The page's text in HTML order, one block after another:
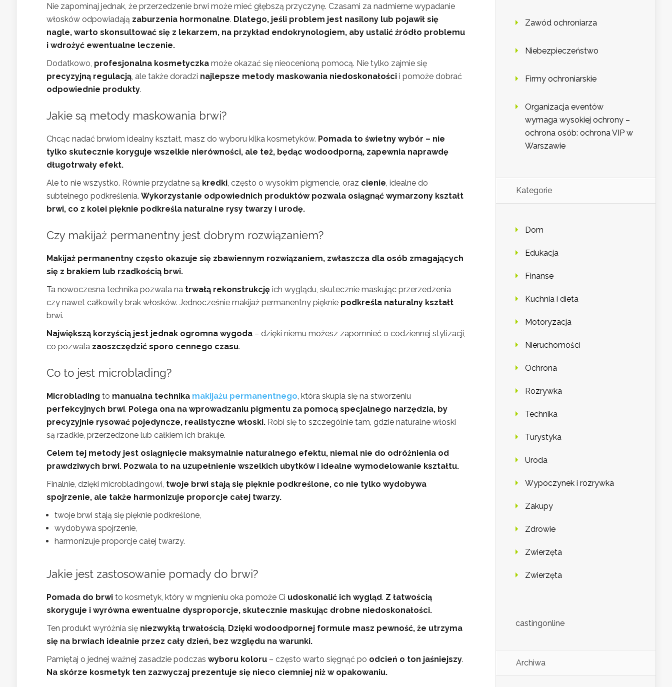
Nie zapominaj jednak, że przerzedzenie brwi może mieć głębszą przyczynę. Czasami za nadmierne wypadanie
włosków odpowiadają zaburzenia hormonalne. Dlatego, jeśli problem jest nasilony lub pojawił się
nagle, warto skonsultować się z lekarzem, na przykład endokrynologiem, aby ustalić źródło problemu
i wdrożyć ewentualne leczenie.
Dodatkowo, profesjonalna kosmetyczka może okazać się nieocenioną pomocą. Nie tylko zajmie się
precyzyjną regulacją, ale także doradzi najlepsze metody maskowania niedoskonałości i pomoże dobrać
odpowiednie produkty.
Jakie są metody maskowania brwi?
Chcąc nadać brwiom idealny kształt, masz do wyboru kilka kosmetyków. Pomada to świetny wybór – nie
tylko skutecznie koryguje wszelkie nierówności, ale też, będąc wodoodporną, zapewnia naprawdę
długotrwały efekt.
Ale to nie wszystko. Równie przydatne są kredki, często o wysokim pigmencie, oraz cienie, idealne do
subtelnego podkreślenia. Wykorzystanie odpowiednich produktów pozwala osiągnąć wymarzony kształt
brwi, co z kolei pięknie podkreśla naturalne rysy twarzy i urodę.
Czy makijaż permanentny jest dobrym rozwiązaniem?
Makijaż permanentny często okazuje się zbawiennym rozwiązaniem, zwłaszcza dla osób zmagających
się z brakiem lub rzadkością brwi.
Ta nowoczesna technika pozwala na trwałą rekonstrukcję ich wyglądu, skutecznie maskując przerzedzenia
czy nawet całkowity brak włosków. Jednocześnie makijaż permanentny pięknie podkreśla naturalny kształt
brwi.
Największą korzyścią jest jednak ogromna wygoda – dzięki niemu możesz zapomnieć o codziennej stylizacji,
co pozwala zaoszczędzić sporo cennego czasu.
Co to jest microblading?
Microblading to manualna technika makijażu permanentnego, która skupia się na stworzeniu
perfekcyjnych brwi. Polega ona na wprowadzaniu pigmentu za pomocą specjalnego narzędzia, by
precyzyjnie rysować pojedyncze, realistyczne włoski. Robi się to szczególnie tam, gdzie naturalne włoski
są rzadkie, przerzedzone lub całkiem ich brakuje.
Celem tej metody jest osiągnięcie maksymalnie naturalnego efektu, niemal nie do odróżnienia od
prawdziwych brwi. Pozwala to na uzupełnienie wszelkich ubytków i idealne wymodelowanie kształtu.
Finalnie, dzięki microbladingowi, twoje brwi stają się pięknie podkreślone, co nie tylko wydobywa
spojrzenie, ale także harmonizuje proporcje całej twarzy.
twoje brwi stają się pięknie podkreślone,
wydobywa spojrzenie,
harmonizuje proporcje całej twarzy.
Jakie jest zastosowanie pomady do brwi?
Pomada do brwi to kosmetyk, który w mgnieniu oka pomoże Ci udoskonalić ich wygląd. Z łatwością
skoryguje i wyrówna ewentualne dysproporcje, skutecznie maskując drobne niedoskonałości.
Ten produkt wyróżnia się niezwykłą trwałością. Dzięki wodoodpornej formule masz pewność, że utrzyma
się na brwiach idealnie przez cały dzień, bez względu na warunki.
Pamiętaj o jednej ważnej zasadzie podczas wyboru koloru – często warto sięgnąć po odcień o ton jaśniejszy.
Na skórze kosmetyk ten zazwyczaj prezentuje się nieco ciemniej niż w opakowaniu.
Zawód ochroniarza
Niebezpieczeństwo
Firmy ochroniarskie
Organizacja eventów
wymaga wysokiej ochrony –
ochrona osób: ochrona VIP w
Warszawie
Kategorie
Dom
Edukacja
Finanse
Kuchnia i dieta
Motoryzacja
Nieruchomości
Ochrona
Rozrywka
Technika
Turystyka
Uroda
Wypoczynek i rozrywka
Zakupy
Zdrowie
Zwierzęta
Zwierzęta
castingonline
Archiwa